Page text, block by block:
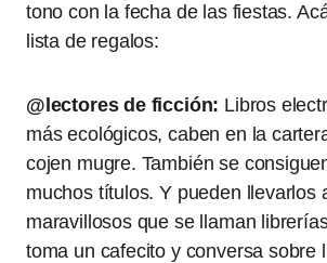
tono con la fecha de las fiestas.
lista de regalos:
@lectores de ficción: Libros
más ecológicos, caben en la
cojen mugre. También se
muchos títulos. Y pueden llevarlos
maravillosos que se llaman
toma un cafecito y conversa sobre